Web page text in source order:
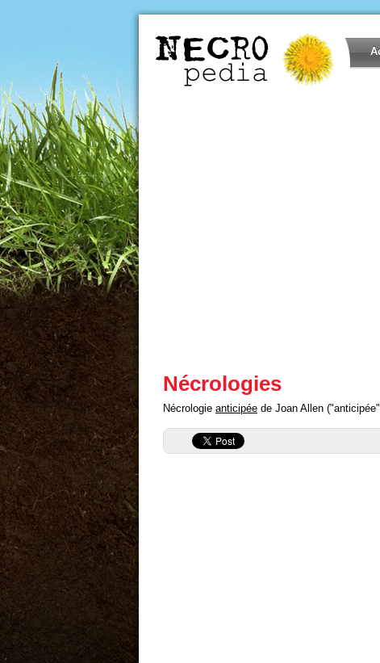
Nécrologies
Nécrologie anticipée de Joan Allen